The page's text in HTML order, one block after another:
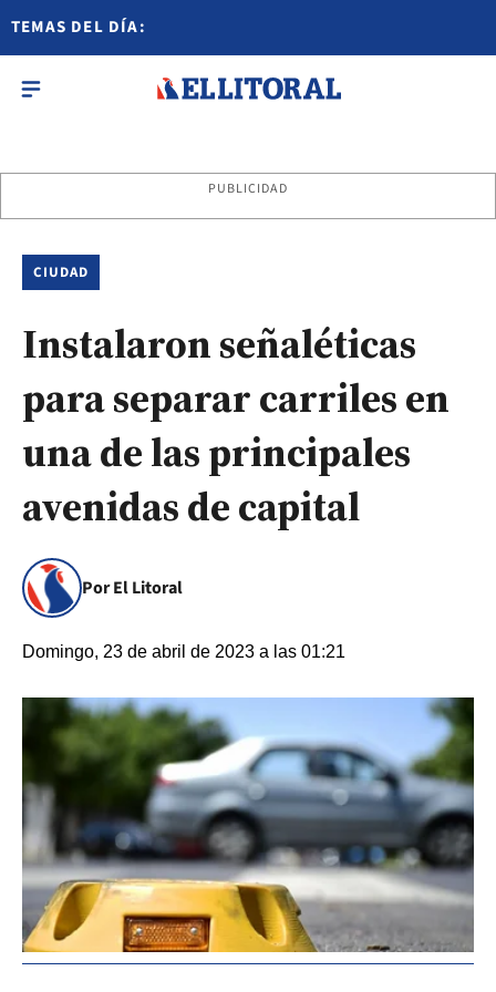
TEMAS DEL DÍA:
PUBLICIDAD
CIUDAD
Instalaron señaléticas
para separar carriles en
una de las principales
avenidas de capital
Por El Litoral
Domingo, 23 de abril de 2023 a las 01:21